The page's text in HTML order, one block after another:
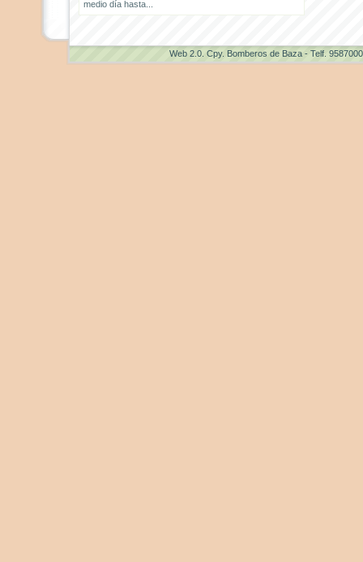
medio día hasta...
Web 2.0 . Cpy. Bomberos de Baza - Telf.